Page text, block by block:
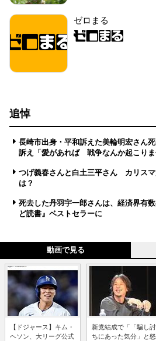
ゼロまる
追悼
長崎市出身・平和訴えた美輪明宏さん
訴え「愛があれば 戦争なんか起こりま
つげ義春さんと白土三平さん カリス
は？
死去した丹羽宇一郎さんは、経済界有
ど読書』ベストセラーに
動画で見る
【ドジャース】キム・
ヘソン、大リーグ公式
新党結成で「「騙し討
ちにあった気分」と怒